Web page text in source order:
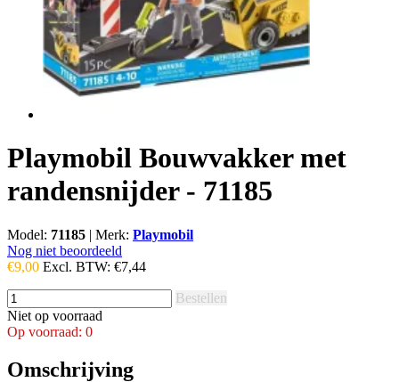
Playmobil Bouwvakker met
randensnijder - 71185
Model: 71185 | Merk: Playmobil
Nog niet beoordeeld
€9,00 Excl. BTW: €7,44
Bestellen
Niet op voorraad
Op voorraad: 0
Omschrijving